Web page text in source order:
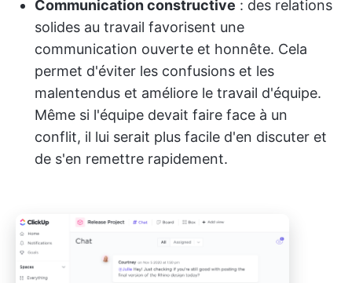
Communication constructive : des relations
solides au travail favorisent une
communication ouverte et honnête. Cela
permet d'éviter les confusions et les
malentendus et améliore le travail d'équipe.
Même si l'équipe devait faire face à un
conflit, il lui serait plus facile d'en discuter et
de s'en remettre rapidement.